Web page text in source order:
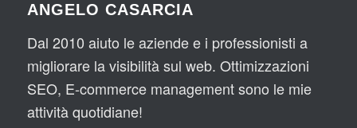
ANGELO CASARCIA
Dal 2010 aiuto le aziende e i professionisti a
migliorare la visibilità sul web. Ottimizzazioni
SEO, E-commerce management sono le mie
attività quotidiane!